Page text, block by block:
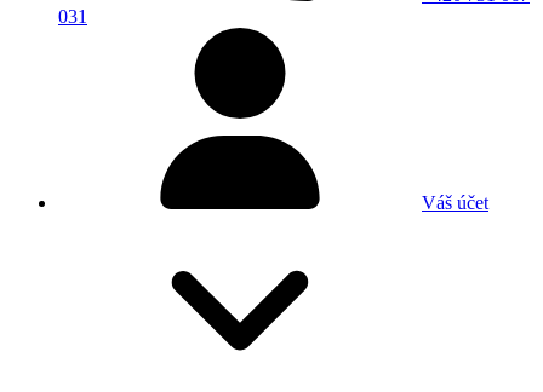
031
Váš účet